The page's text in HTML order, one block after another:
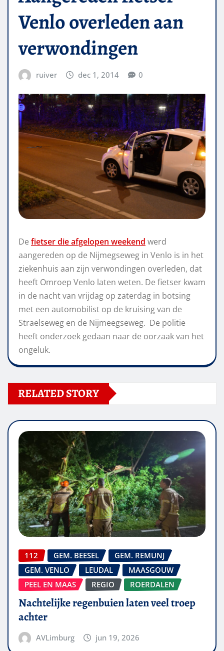
Venlo overleden aan
verwondingen
ruiver dec 1, 2014 0
De fietser die afgelopen weekend werd
aangereden op de Nijmegseweg in Venlo is in het
ziekenhuis aan zijn verwondingen overleden, dat
heeft Omroep Venlo laten weten. De fietser kwam
in de nacht van vrijdag op zaterdag in botsing
met een automobilist op de kruising van de
Straelseweg en de Nijmeegseweg. De politie
heeft onderzoek gedaan naar de oorzaak van het
ongeluk.
RELATED STORY
112 GEM. BEESEL
GEM. REMUNJ
GEM. VENLO
LEUDAL
MAASGOUW
PEEL EN MAAS
REGIO ROERDALEN
Nachtelijke regenbuien laten veel troep
achter
AVLimburg jun 19, 2026